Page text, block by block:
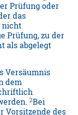
Prüfung oder
das
nicht
Prüfung, zu der
als abgelegt
Versäumnis
dem
2Bei
Vorsitzende des